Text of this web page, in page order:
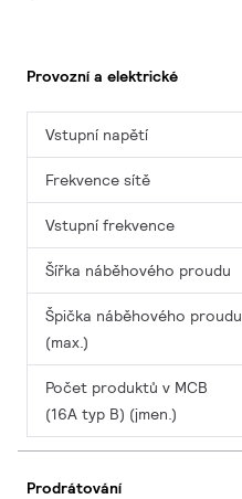
Provozní a elektrické
Vstupní napětí
Frekvence sítě
Vstupní frekvence
Šířka náběhového proudu
Špička náběhového proudu
(max.)
Počet produktů v MCB
(16A typ B) (jmen.)
Prodrátování